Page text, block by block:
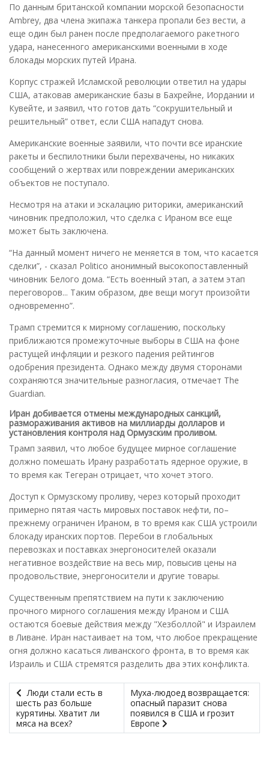
По данным британской компании морской безопасности
Ambrey, два члена экипажа танкера пропали без вести, а
еще один был ранен после предполагаемого ракетного
удара, нанесенного американскими военными в ходе
блокады морских путей Ирана.
Корпус стражей Исламской революции ответил на удары
США, атаковав американские базы в Бахрейне, Иордании и
Кувейте, и заявил, что готов дать “сокрушительный и
решительный” ответ, если США нападут снова.
Американские военные заявили, что почти все иранские
ракеты и беспилотники были перехвачены, но никаких
сообщений о жертвах или повреждении американских
объектов не поступало.
Несмотря на атаки и эскалацию риторики, американский
чиновник предположил, что сделка с Ираном все еще
может быть заключена.
“На данный момент ничего не меняется в том, что касается
сделки”, - сказал Politico анонимный высокопоставленный
чиновник Белого дома. “Есть военный этап, а затем этап
переговоров... Таким образом, две вещи могут произойти
одновременно”.
Трамп стремится к мирному соглашению, поскольку
приближаются промежуточные выборы в США на фоне
растущей инфляции и резкого падения рейтингов
одобрения президента. Однако между двумя сторонами
сохраняются значительные разногласия, отмечает The
Guardian.
Иран добивается отмены международных санкций,
размораживания активов на миллиарды долларов и
установления контроля над Ормузским проливом.
Трамп заявил, что любое будущее мирное соглашение
должно помешать Ирану разработать ядерное оружие, в
то время как Тегеран отрицает, что хочет этого.
Доступ к Ормузскому проливу, через который проходит
примерно пятая часть мировых поставок нефти, по–
прежнему ограничен Ираном, в то время как США устроили
блокаду иранских портов. Перебои в глобальных
перевозках и поставках энергоносителей оказали
негативное воздействие на весь мир, повысив цены на
продовольствие, энергоносители и другие товары.
Существенным препятствием на пути к заключению
прочного мирного соглашения между Ираном и США
остаются боевые действия между "Хезболлой" и Израилем
в Ливане. Иран настаивает на том, что любое прекращение
огня должно касаться ливанского фронта, в то время как
Израиль и США стремятся разделить два этих конфликта.
Люди стали есть в
шесть раз больше
курятины. Хватит ли
мяса на всех?
Муха-людоед возвращается:
опасный паразит снова
появился в США и грозит
Европе